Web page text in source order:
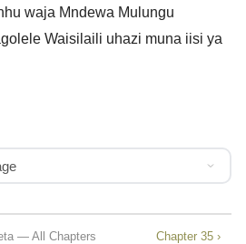
waja Mndewa Mulungu
Waisilaili uhazi muna iisi ya
— All Chapters Chapter 35 ›